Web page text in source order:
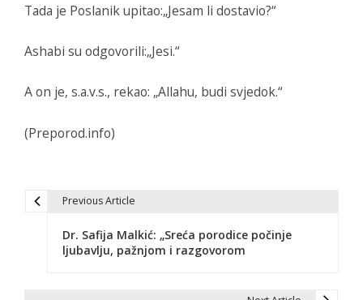
Tada je Poslanik upitao:„Jesam li dostavio?“
Ashabi su odgovorili:„Jesi.“
A on je, s.a.v.s., rekao: „Allahu, budi svjedok.“
(Preporod.info)
Previous Article
Dr. Safija Malkić: „Sreća porodice počinje
ljubavlju, pažnjom i razgovorom